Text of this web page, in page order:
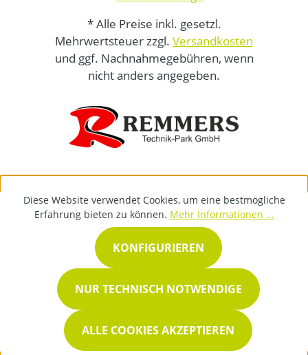
* Alle Preise inkl. gesetzl.
Mehrwertsteuer zzgl. Versandkosten
und ggf. Nachnahmegebühren, wenn
nicht anders angegeben.
Diese Website verwendet Cookies, um eine bestmögliche
Erfahrung bieten zu können. Mehr Informationen ...
NUR TECHNISCH NOTWENDIGE
KONFIGURIEREN
ALLE COOKIES AKZEPTIEREN